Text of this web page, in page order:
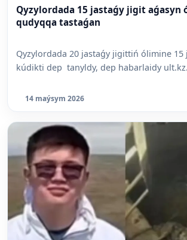
Qyzylordada 15 jastaǵy jigit aǵasyn
qudyqqa tastaǵan
Qyzylordada 20 jastaǵy jigittiń ólimine 15
kúdikti dep tanyldy, dep habarlaidy
14 maýsym 2026